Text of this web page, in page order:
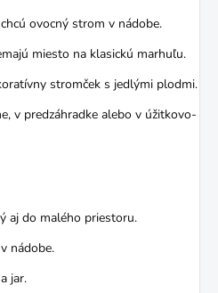
ovocný strom v nádobe.
miesto na klasickú marhuľu.
stromček s jedlými plodmi.
v predzáhradke alebo v úžitkovo-
aj do malého priestoru.
nádobe.
jar.